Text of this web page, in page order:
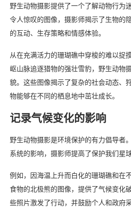
野生动物摄影提供了一个了解动物行为
令人惊叹的图像，摄影师揭示了生物的
的互动、生存策略和情感体验。
从在充满活力的珊瑚礁中穿梭的难以捉
岖山脉追逐猎物的强壮雪豹，野生动物
貌。这些图像揭示了复杂的社会动态、
物能够在不同的栖息地中茁壮成长。
记录气候变化的影响
野生动物摄影是环境保护的有力倡导者
系统的影响，摄影师提高了保护我们星
例如，因海温上升而白化的珊瑚礁和在
食物的北极熊的图像，提供了气候变化
些照片激发了行动，并鼓励个人和政府